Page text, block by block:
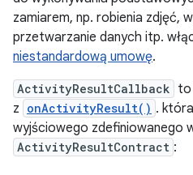
zamiarem, np. robienia zdjęć,
przetwarzanie danych itp.
niestandardową umowę.
ActivityResultCallback to
z onActivityResult() .
wyjściowego zdefiniowanego
ActivityResultContract :